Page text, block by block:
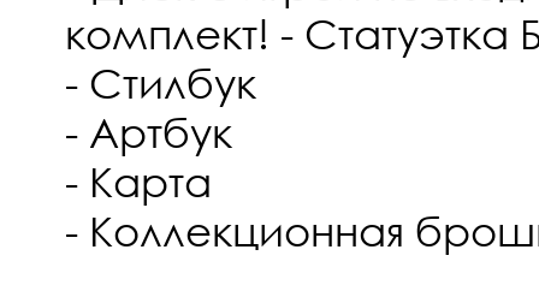
комплект! -
- Стилбук
- Артбук
- Карта
- Коллекционная